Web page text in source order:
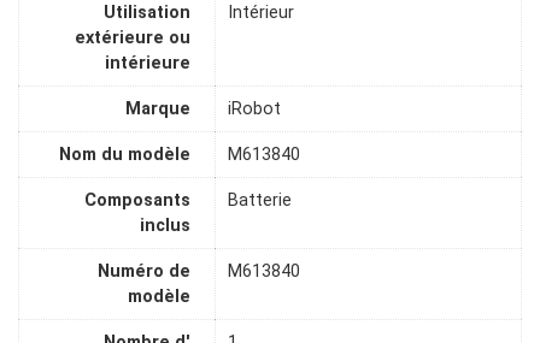
Utilisation
extérieure ou
intérieure
Intérieur
Marque iRobot
Nom du modèle M613840
Composants
inclus
Batterie
Numéro de
modèle
M613840